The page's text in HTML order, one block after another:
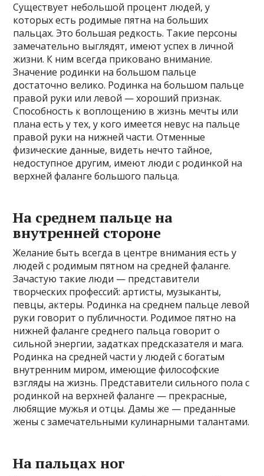
Существует небольшой процент людей, у
которых есть родимые пятна на больших
пальцах. Это большая редкость. Такие персоны
замечательно выглядят, имеют успех в личной
жизни. К ним всегда приковано внимание.
Значение родинки на большом пальце
достаточно велико. Родинка на большом пальце
правой руки или левой — хороший признак.
Способность к воплощению в жизнь мечты или
плана есть у тех, у кого имеется невус на пальце
правой руки на нижней части. Отменные
физические данные, видеть нечто тайное,
недоступное другим, имеют люди с родинкой на
верхней фаланге большого пальца.
На среднем пальце на
внутренней стороне
Желание быть всегда в центре внимания есть у
людей с родимым пятном на средней фаланге.
Зачастую такие люди — представители
творческих профессий: артисты, музыканты,
певцы, актеры. Родинка на среднем пальце левой
руки говорит о публичности. Родимое пятно на
нижней фаланге среднего пальца говорит о
сильной энергии, задатках предсказателя и мага.
Родинка на средней части у людей с богатым
внутренним миром, имеющие философские
взгляды на жизнь. Представители сильного пола с
родинкой на верхней фаланге — прекрасные,
любящие мужья и отцы. Дамы же — преданные
жены с замечательными кулинарными талантами.
На пальцах ног